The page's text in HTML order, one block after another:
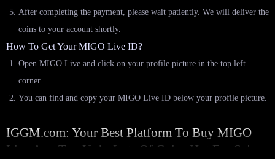
After completing the payment, please wait patiently. We will deliver the
coins to your account shortly.
How To Get Your MIGO Live ID?
Open MIGO Live and click on your profile picture in the top left
corner.
You can find and copy your MIGO Live ID below your profile picture.
IGGM.com: Your Best Platform To Buy MIGO
Live App Top Up! - Lots Of Coins Hot For Sale